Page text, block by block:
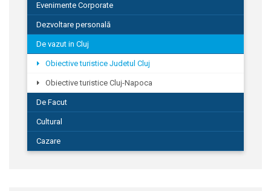
Evenimente Corporate
Dezvoltare personală
De vazut in Cluj
Obiective turistice Judetul Cluj
Obiective turistice Cluj-Napoca
De Facut
Cultural
Cazare